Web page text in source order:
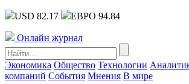
USD 82.17 ЕВРО 94.84
Онлайн журнал
Экономика Общество Технологии
компаний События Мнения В мире